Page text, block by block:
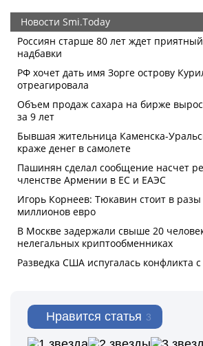
Нравится статья 3